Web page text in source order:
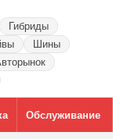
Гибриды
Шины
Обслуживание